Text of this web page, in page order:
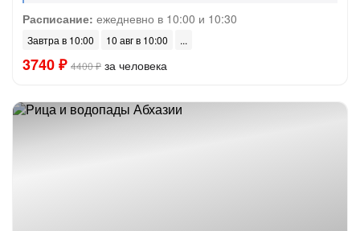
Расписание: ежедневно в 10:00 и 10:30
Завтра в 10:00 10 авг в 10:00
3740 ₽ 4400 ₽ за человека